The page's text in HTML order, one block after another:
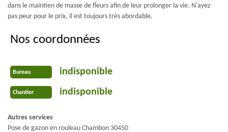
dans le maintien de masse de fleurs afin de leur prolonger la vie. N'ayez
pas peur pour le prix, il est toujours très abordable.
Nos coordonnées
Bureau indisponible
Chantier indisponible
Autres services
Pose de gazon en rouleau Chambon 30450